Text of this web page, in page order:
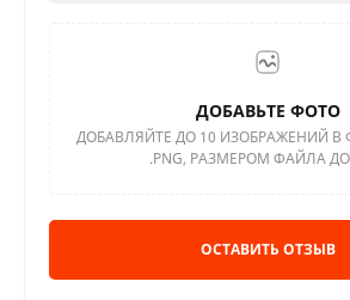
ДОБАВЬТЕ ФОТО
ДОБАВЛЯЙТЕ ДО 10 ИЗОБРАЖЕНИЙ В
.PNG, РАЗМЕРОМ ФАЙЛА
ОСТАВИТЬ ОТЗЫВ